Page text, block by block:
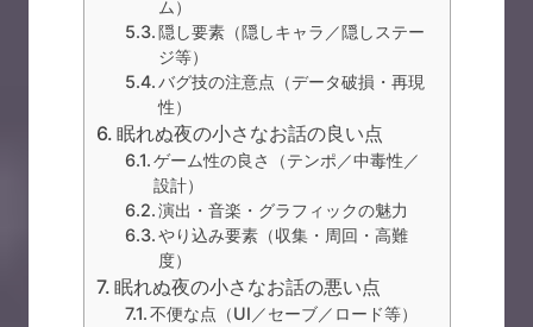
ム）
隠し要素（隠しキャラ／隠しステー
ジ等）
バグ技の注意点（データ破損・再現
性）
眠れぬ夜の小さなお話の良い点
ゲーム性の良さ（テンポ／中毒性／
設計）
演出・音楽・グラフィックの魅力
やり込み要素（収集・周回・高難
度）
眠れぬ夜の小さなお話の悪い点
不便な点（UI／セーブ／ロード等）